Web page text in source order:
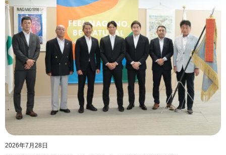
2026年7月28日